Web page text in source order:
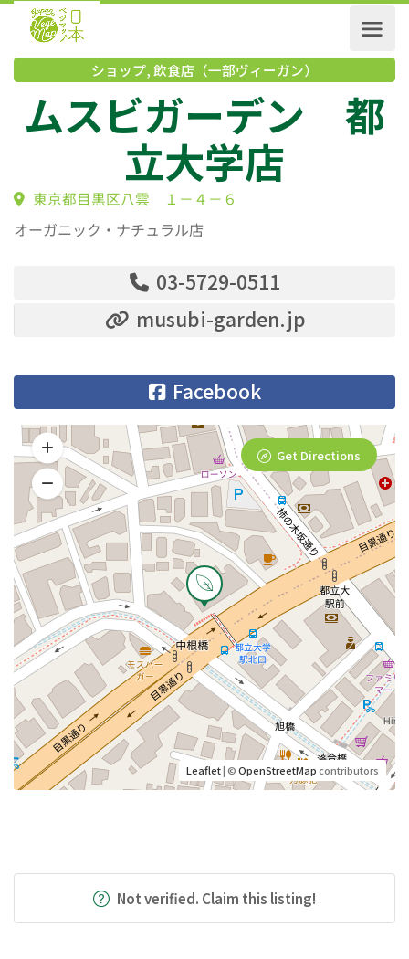
ショップ,飲食店（一部ヴィーガン）
ムスビガーデン
立大学店
オーガニック・ナチュラル店
03-5729-0511
musubi-garden.jp
Facebook
Leaflet| ©OpenStreetMapcontributors
Get Directions
Not verified. Claim this listing!